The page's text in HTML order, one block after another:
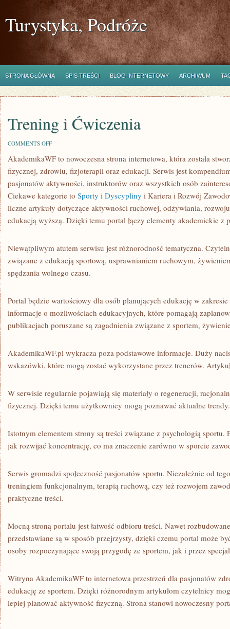
Turystyka, Podróże
STRONA GŁÓWNA SPIS TREŚCI BLOG INTERNETOWY ARCHIWUM
Trening i Ćwiczenia
COMMENTS OFFON
I
AkademikaWF to nowoczesna strona internetowa, która została
fizycznej, zdrowiu, fizjoterapii oraz edukacji. Serwis jest
pasjonatów aktywności, instruktorów oraz wszystkich osób
Ciekawe kategorie to Sporty i Dyscypliny i Kariera i Rozwój
liczne artykuły dotyczące aktywności ruchowej, odżywiania,
edukacją wyższą. Dzięki temu portal łączy elementy akademickie
Niewątpliwym atutem serwisu jest różnorodność tematyczna.
związane z edukacją sportową, usprawnianiem ruchowym,
spędzania wolnego czasu.
Portal będzie wartościowy dla osób planujących edukację w
informacje o możliwościach edukacyjnych, które pomagają
publikacjach poruszane są zagadnienia związane z sportem,
AkademikaWF.pl wykracza poza podstawowe informacje. Duży
wskazówki, które mogą zostać wykorzystane przez trenerów.
W serwisie regularnie pojawiają się materiały o regeneracji,
fizycznej. Dzięki temu użytkownicy mogą poznawać aktualne trendy.
Istotnym elementem strony są treści związane z psychologią sportu.
jak rozwijać koncentrację, co ma znaczenie zarówno w sporcie
Serwis gromadzi społeczność pasjonatów sportu. Niezależnie od
treningiem funkcjonalnym, terapią ruchową, czy też rozwojem
praktyczne treści.
Mocną stroną portalu jest łatwość odbioru treści. Nawet
przedstawiane są w sposób przejrzysty, dzięki czemu portal może
osoby rozpoczynające swoją przygodę ze sportem, jak i przez
Witryna AkademikaWF to internetowa przestrzeń dla pasjonatów
edukację ze sportem. Dzięki różnorodnym artykułom czytelnicy
lepiej planować aktywność fizyczną. Strona stanowi nowoczesny